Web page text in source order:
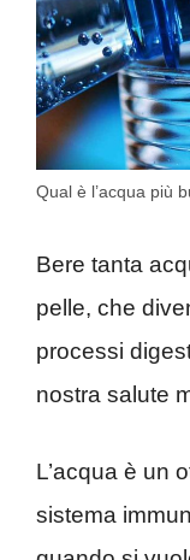
Qual è l’acqua più
Bere tanta
pelle, che
processi
nostra salute
L’acqua è un
sistema